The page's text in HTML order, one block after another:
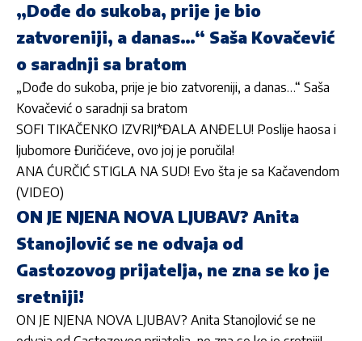
„Dođe do sukoba, prije je bio
zatvoreniji, a danas…“ Saša Kovačević
o saradnji sa bratom
„Dođe do sukoba, prije je bio zatvoreniji, a danas…“ Saša
Kovačević o saradnji sa bratom
SOFI TIKAČENKO IZVRIJ*ĐALA ANĐELU! Poslije haosa i
ljubomore Đuričićeve, ovo joj je poručila!
ANA ĆURČIĆ STIGLA NA SUD! Evo šta je sa Kačavendom
(VIDEO)
ON JE NJENA NOVA LJUBAV? Anita
Stanojlović se ne odvaja od
Gastozovog prijatelja, ne zna se ko je
sretniji!
ON JE NJENA NOVA LJUBAV? Anita Stanojlović se ne